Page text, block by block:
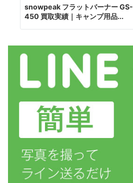
snowpeak フラットバーナー GS-
450 買取実績｜キャンプ用品...